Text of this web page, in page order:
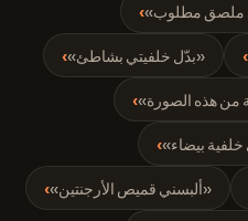
ملصق مطلوب»›
› «بدّل خلفيتي بشاطئ»›
من هذه الصورة»›
بيضاء»›
«ألبسني قميص الأرجنتين»›